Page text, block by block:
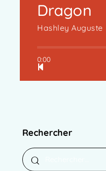
Dragon
Hashley Auguste
0:00
Rechercher